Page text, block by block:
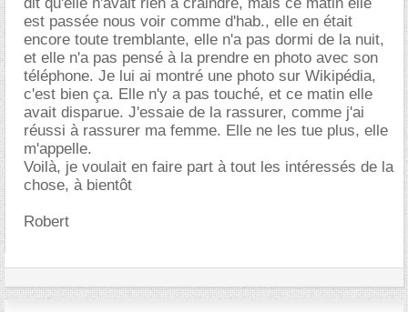
est passée nous voir comme d'hab., elle en était
encore toute tremblante, elle n'a pas dormi de la nuit,
et elle n'a pas pensé à la prendre en photo avec son
téléphone. Je lui ai montré une photo sur Wikipédia,
c'est bien ça. Elle n'y a pas touché, et ce matin elle
avait disparue. J'essaie de la rassurer, comme j'ai
réussi à rassurer ma femme. Elle ne les tue plus, elle
m'appelle.
Voilà, je voulait en faire part à tout les intéressés de la
chose, à bientôt
Robert